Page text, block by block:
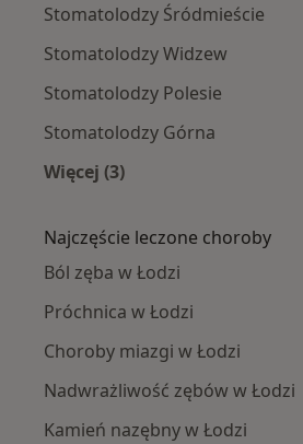
Stomatolodzy Śródmieście
Stomatolodzy Widzew
Stomatolodzy Polesie
Stomatolodzy Górna
Więcej (3)
Najczęście leczone choroby
Ból zęba w Łodzi
Próchnica w Łodzi
Choroby miazgi w Łodzi
Nadwrażliwość zębów w Łodzi
Kamień nazębny w Łodzi